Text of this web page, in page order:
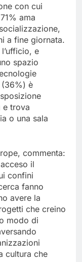
con cui
ama
a fine giornata.
e
spazio
(36%) è
e trova
o una sala
commenta:
il
confini
fanno
avere la
che creino
modo di
cultura che